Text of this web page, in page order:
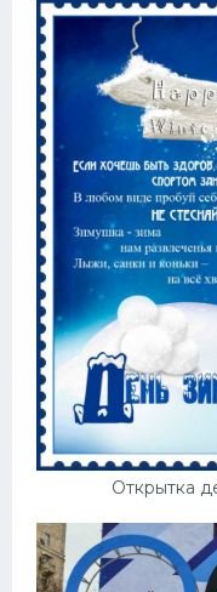
Открытка